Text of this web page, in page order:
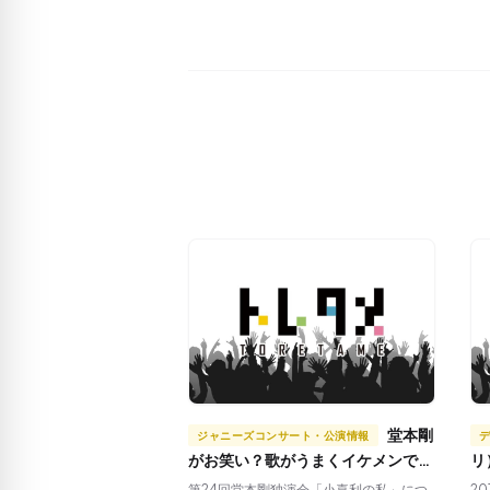
ジャニーズコンサート・公演情報
がお笑い？歌がうまくイケメンでさ
らに笑える！ファンは絶対見逃せな
身